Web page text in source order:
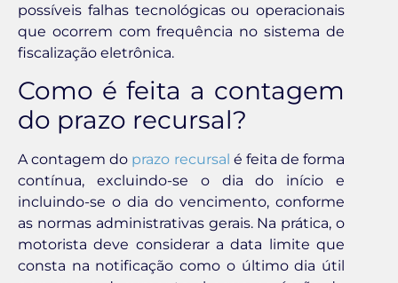
possíveis falhas tecnológicas ou operacionais
que ocorrem com frequência no sistema de
fiscalização eletrônica.
Como é feita a contagem
do prazo recursal?
A contagem do prazo recursal é feita de forma
contínua, excluindo-se o dia do início e
incluindo-se o dia do vencimento, conforme
as normas administrativas gerais. Na prática, o
motorista deve considerar a data limite que
consta na notificação como o último dia útil